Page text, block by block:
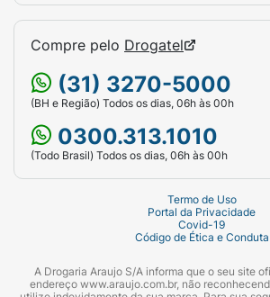
Compre pelo Drogatel
(31) 3270-5000
(BH e Região) Todos os dias, 06h às 00h
0300.313.1010
(Todo Brasil) Todos os dias, 06h às 00h
Termo de Uso
Portal da Privacidade
Covid-19
Código de Ética e Conduta
A Drogaria Araujo S/A informa que o seu site
endereço www.araujo.com.br, não